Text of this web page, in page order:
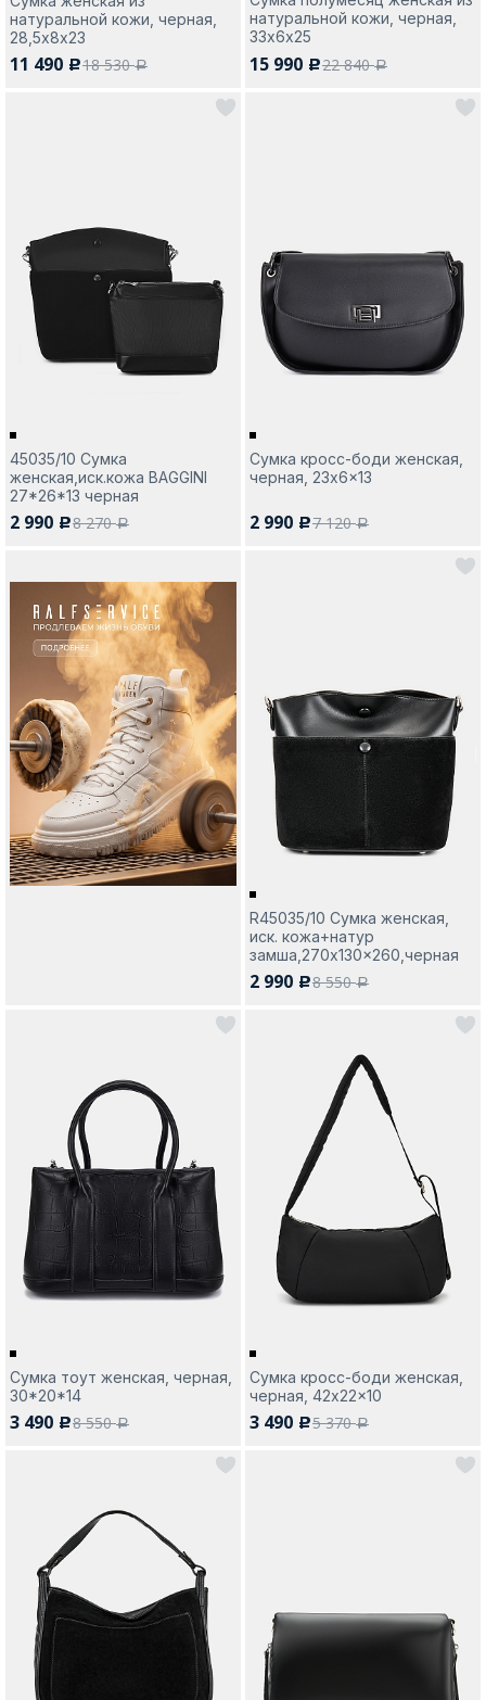
натуральной кожи, черная,
28,5х8х23
11 490 c18 530a
натуральной кожи, черная,
33х6х25
15 990 c22 840a
45035/10 Сумка
женская,иск.кожа BAGGINI
27*26*13 черная
2 990 c8 270a
Сумка кросс-боди женская,
черная, 23x6x13
2 990 c7 120a
R45035/10 Сумка женская,
иск. кожа+натур
замша,270x130x260,черная
2 990 c8 550a
Сумка тоут женская, черная,
30*20*14
3 490 c8 550a
Сумка кросс-боди женская,
черная, 42x22x10
3 490 c5 370a